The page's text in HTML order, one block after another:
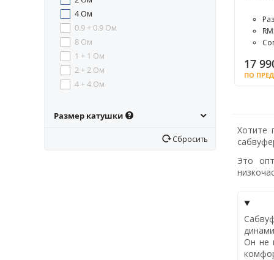
4 Ом
0.9 + 0.9 Ом
8 Ом
1 + 1 Ом
2 + 2 Ом
4 + 4 Ом
Размер катушки
Сбросить
17
ПО
Хотите
Это
Он не